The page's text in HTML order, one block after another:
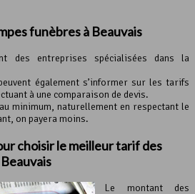
funèbres à Beauvais
des entreprises spécialisées dans la
également s’informer sur les tarifs
à une comparaison de devis.
minimum, naturellement en respectant le
on payera moins.
choisir le meilleur tarif des
Le montant des